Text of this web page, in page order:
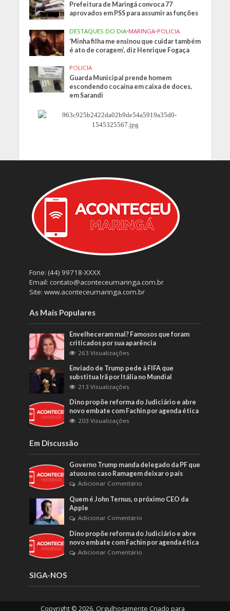
Prefeitura de Maringá convoca 77
aprovados em PSS para assumir as funções
DESTAQUES DO DIA•MARINGA•POLICIA
‘Minha filha me ensinou que cuidar também
é ato de coragem’, diz Henrique Fogaça
POLICIA
Guarda Municipal prende homem
escondendo cocaína em caixa de doces,
em Sarandi
Fone: (44) 99718-XXXX
Email: contato@aconteceumaringa.com.br
Site: www.aconteceumaringa.com.br
As Mais Populares
Envelheceram mal? Famosos que foram
criticados por sua aparência
263 Visualizações
Enviado de Trump pede à FIFA que
substitua Irã por Itália no Mundial
213 Visualizações
Dino propõe reforma do Judiciário e abre
novo embate com Fachin por agenda ética
203 Visualizações
Em Discussão
Governo Trump manda delegado da PF que
atuou no caso Ramagem deixar o país
Adicionar Comentário
Quem é John Ternus, o próximo CEO da
Apple
Adicionar Comentário
Dino propõe reforma do Judiciário e abre
novo embate com Fachin por agenda ética
Adicionar Comentário
SIGA-NOS
Copyright © 2026. Orgulhosamente Criado para